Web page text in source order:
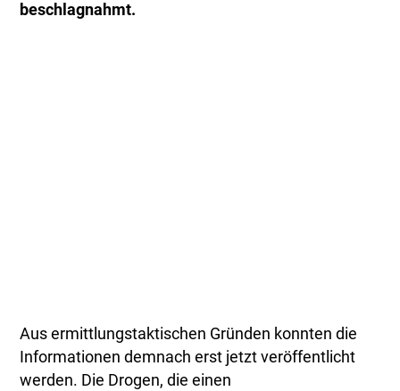
beschlagnahmt.
Aus ermittlungstaktischen Gründen konnten die
Informationen demnach erst jetzt veröffentlicht
werden. Die Drogen, die einen